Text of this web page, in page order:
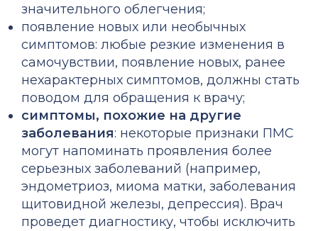
значительного облегчения;
появление новых или необычных
симптомов: любые резкие изменения в
самочувствии, появление новых, ранее
нехарактерных симптомов, должны стать
поводом для обращения к врачу;
симптомы, похожие на другие
заболевания: некоторые признаки ПМС
могут напоминать проявления более
серьезных заболеваний (например,
эндометриоз, миома матки, заболевания
щитовидной железы, депрессия). Врач
проведет диагностику, чтобы исключить